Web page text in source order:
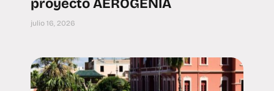
proyecto AEROGENIA
julio 16, 2026